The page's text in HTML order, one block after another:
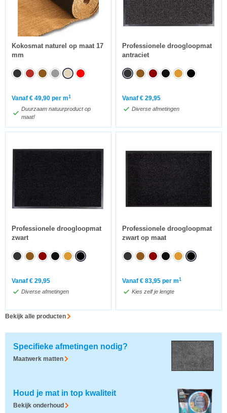
Kokosmat naturel op maat 17
mm
Vanaf € 49,90 per m1
Duurzaam natuurproduct op
maat!
Professionele droogloopmat
antraciet
Vanaf € 29,95
Diverse afmetingen
Professionele droogloopmat
zwart
Vanaf € 29,95
Diverse afmetingen
Professionele droogloopmat
zwart op maat
Vanaf € 83,95 per m1
Kies zelf je lengte
Bekijk alle producten
Specifieke afmetingen nodig?
Maatwerk matten
Houd je mat in top kwaliteit
Bekijk onderhoud